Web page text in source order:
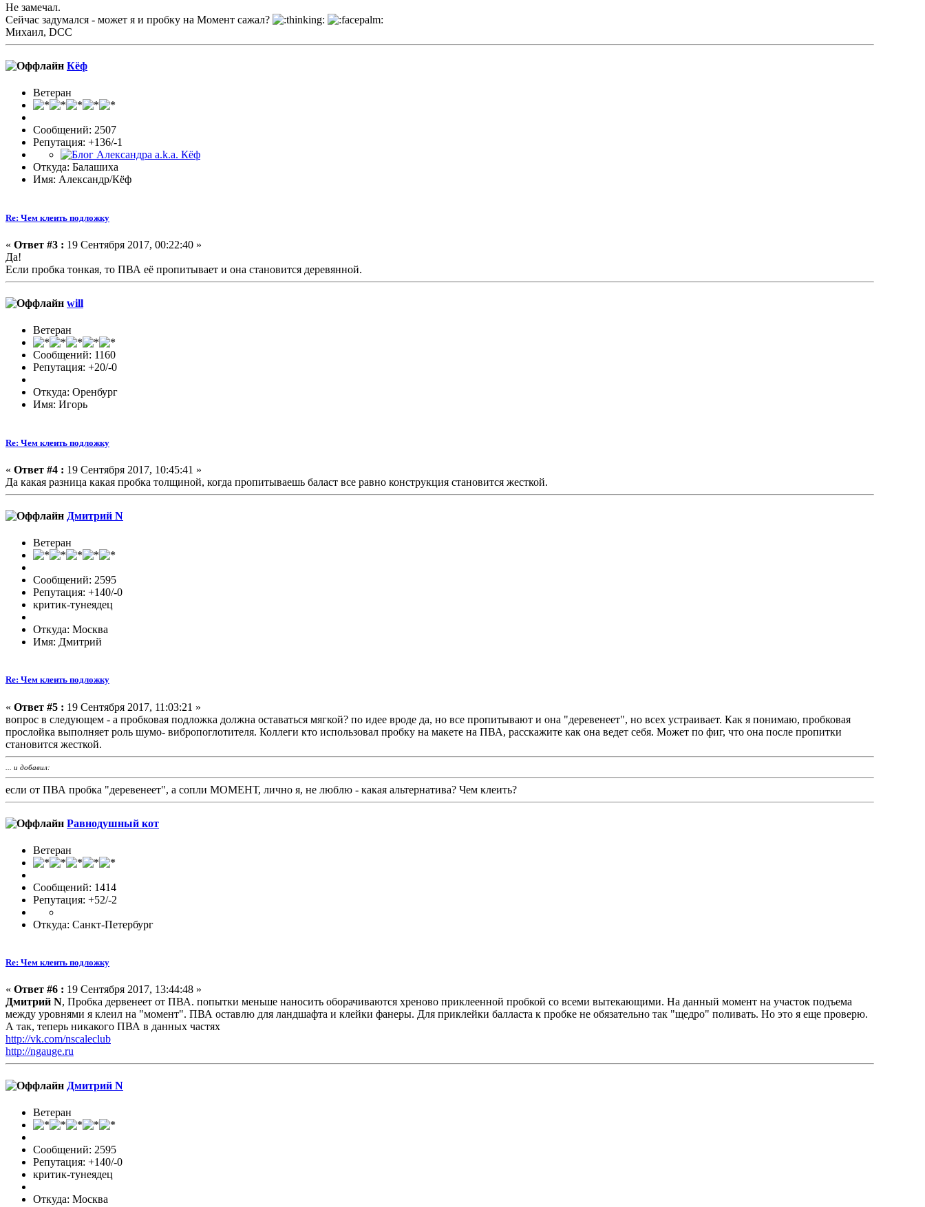
Не замечал.
Сейчас задумался - может я и пробку на Момент сажал?
Михаил, DCC
Кёф
Ветеран
Сообщений: 2507
Репутация: +136/-1
Откуда: Балашиха
Имя: Александр/Кёф
Re: Чем клеить подложку
« Ответ #3 : 19 Сентября 2017, 00:22:40 »
Да!
Если пробка тонкая, то ПВА её пропитывает и она становится деревянной.
will
Ветеран
Сообщений: 1160
Репутация: +20/-0
Откуда: Оренбург
Имя: Игорь
Re: Чем клеить подложку
« Ответ #4 : 19 Сентября 2017, 10:45:41 »
Да какая разница какая пробка толщиной, когда пропитываешь баласт все равно конструкция становится жесткой.
Дмитрий N
Ветеран
Сообщений: 2595
Репутация: +140/-0
критик-тунеядец
Откуда: Москва
Имя: Дмитрий
Re: Чем клеить подложку
« Ответ #5 : 19 Сентября 2017, 11:03:21 »
вопрос в следующем - а пробковая подложка должна оставаться мягкой? по идее вроде да, но все пропитывают и она "деревенеет", но всех устраивает. Как я понимаю, пробковая
прослойка выполняет роль шумо- вибропоглотителя. Коллеги кто использовал пробку на макете на ПВА, расскажите как она ведет себя. Может по фиг, что она после пропитки
становится жесткой.
... и добавил:
если от ПВА пробка "деревенеет", а сопли МОМЕНТ, лично я, не люблю - какая альтернатива? Чем клеить?
Равнодушный кот
Ветеран
Сообщений: 1414
Репутация: +52/-2
Откуда: Санкт-Петербург
Re: Чем клеить подложку
« Ответ #6 : 19 Сентября 2017, 13:44:48 »
Дмитрий N, Пробка дервенеет от ПВА. попытки меньше наносить оборачиваются хреново приклеенной пробкой со всеми вытекающими. На данный момент на участок подъема
между уровнями я клеил на "момент". ПВА оставлю для ландшафта и клейки фанеры. Для приклейки балласта к пробке не обязательно так "щедро" поливать. Но это я еще проверю.
А так, теперь никакого ПВА в данных частях
http://vk.com/nscaleclub
http://ngauge.ru
Дмитрий N
Ветеран
Сообщений: 2595
Репутация: +140/-0
критик-тунеядец
Откуда: Москва